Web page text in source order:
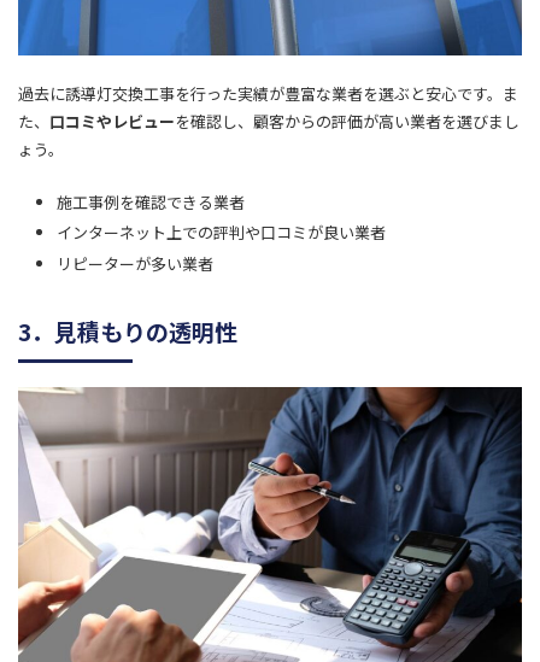
過去に誘導灯交換工事を行った実績が豊富な業者を選ぶと安心です。ま
た、 口コミやレビューを確認し、顧客からの評価が高い業者を選びまし
ょう。
施工事例を確認できる業者
インターネット上での評判や口コミが良い業者
リピーターが多い業者
3．見積もりの透明性